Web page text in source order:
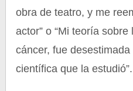
obra de teatro, y me
actor” o “Mi teoría
cáncer, fue
científica que la estudió”.